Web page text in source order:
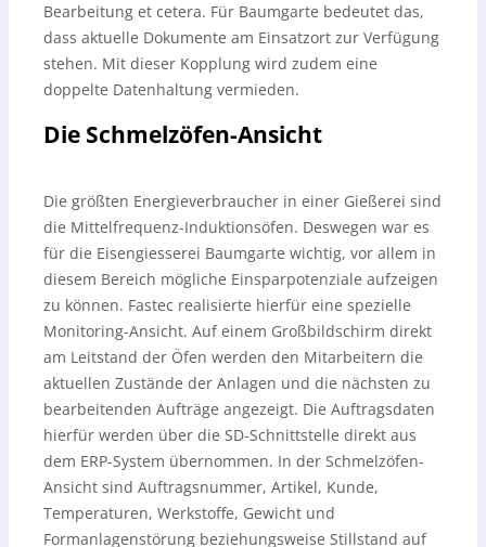
Bearbeitung et cetera. Für Baumgarte bedeutet das,
dass aktuelle Dokumente am Einsatzort zur Verfügung
stehen. Mit dieser Kopplung wird zudem eine
doppelte Datenhaltung vermieden.
Die Schmelzöfen-Ansicht
Die größten Energieverbraucher in einer Gießerei sind
die Mittelfrequenz-Induktionsöfen. Deswegen war es
für die Eisengiesserei Baumgarte wichtig, vor allem in
diesem Bereich mögliche Einsparpotenziale aufzeigen
zu können. Fastec realisierte hierfür eine spezielle
Monitoring-Ansicht. Auf einem Großbildschirm direkt
am Leitstand der Öfen werden den Mitarbeitern die
aktuellen Zustände der Anlagen und die nächsten zu
bearbeitenden Aufträge angezeigt. Die Auftragsdaten
hierfür werden über die SD-Schnittstelle direkt aus
dem ERP-System übernommen. In der Schmelzöfen-
Ansicht sind Auftragsnummer, Artikel, Kunde,
Temperaturen, Werkstoffe, Gewicht und
Formanlagenstörung beziehungsweise Stillstand auf